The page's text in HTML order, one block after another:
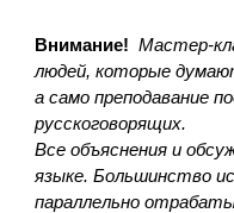
Внимание!Мастер-
людей, которые
а само преподавание
русскоговорящих.
Все объяснения и
языке. Большинство
параллельно